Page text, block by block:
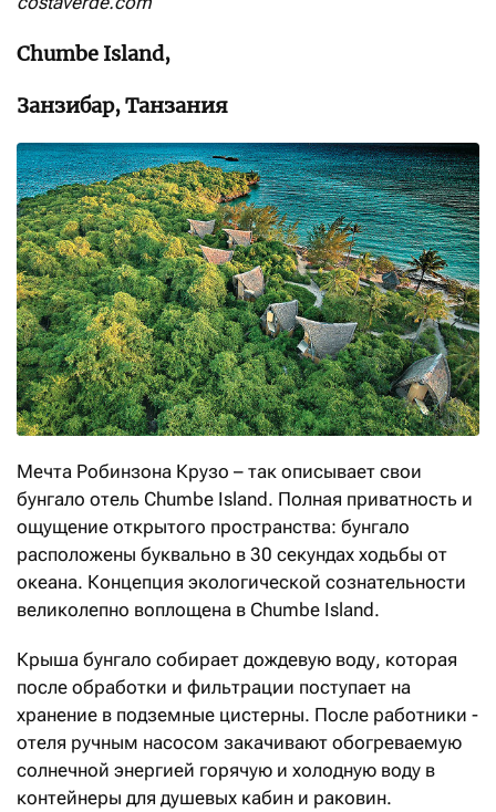
Chumbe Island,
Занзибар, Танзания
Мечта Робинзона Крузо – так описывает свои
бунгало отель Chumbe Island. Полная приватность и
ощущение открытого пространства: бунгало
расположены буквально в 30 секундах ходьбы от
океана. Концепция экологической сознательности
великолепно воплощена в Chumbe Island.
Крыша бунгало собирает дождевую воду, которая
после обработки и фильтрации поступает на
хранение в подземные цистерны. После работники ­
отеля ручным насосом закачивают обогреваемую
солнечной энергией горячую и холодную воду в
контейнеры для душевых кабин и раковин.